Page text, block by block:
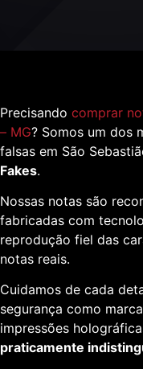
Precisando comprar
– MG? Somos um dos
falsas em São
Fakes.
Nossas notas são
fabricadas com
reprodução fiel das
notas reais.
Cuidamos de cada
segurança como
impressões
praticamente